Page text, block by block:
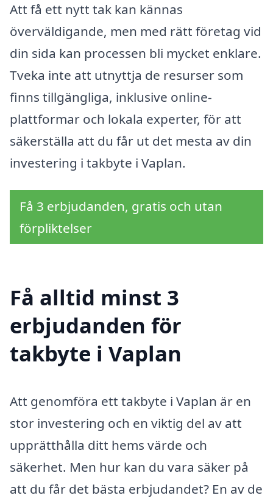
Att få ett nytt tak kan kännas
överväldigande, men med rätt företag vid
din sida kan processen bli mycket enklare.
Tveka inte att utnyttja de resurser som
finns tillgängliga, inklusive online-
plattformar och lokala experter, för att
säkerställa att du får ut det mesta av din
investering i takbyte i Vaplan.
Få 3 erbjudanden, gratis och utan
förpliktelser
Få alltid minst 3
erbjudanden för
takbyte i Vaplan
Att genomföra ett takbyte i Vaplan är en
stor investering och en viktig del av att
upprätthålla ditt hems värde och
säkerhet. Men hur kan du vara säker på
att du får det bästa erbjudandet? En av de